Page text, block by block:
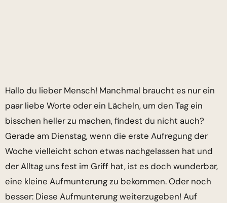
Hallo du lieber Mensch! Manchmal braucht es nur ein
paar liebe Worte oder ein Lächeln, um den Tag ein
bisschen heller zu machen, findest du nicht auch?
Gerade am Dienstag, wenn die erste Aufregung der
Woche vielleicht schon etwas nachgelassen hat und
der Alltag uns fest im Griff hat, ist es doch wunderbar,
eine kleine Aufmunterung zu bekommen. Oder noch
besser: Diese Aufmunterung weiterzugeben! Auf